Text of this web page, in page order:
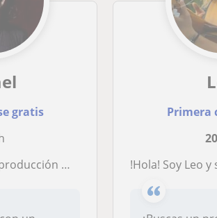
gratis
piano, canto) Primera clase gratis
Primera
20
!Hola! Soy Leo y seré tu